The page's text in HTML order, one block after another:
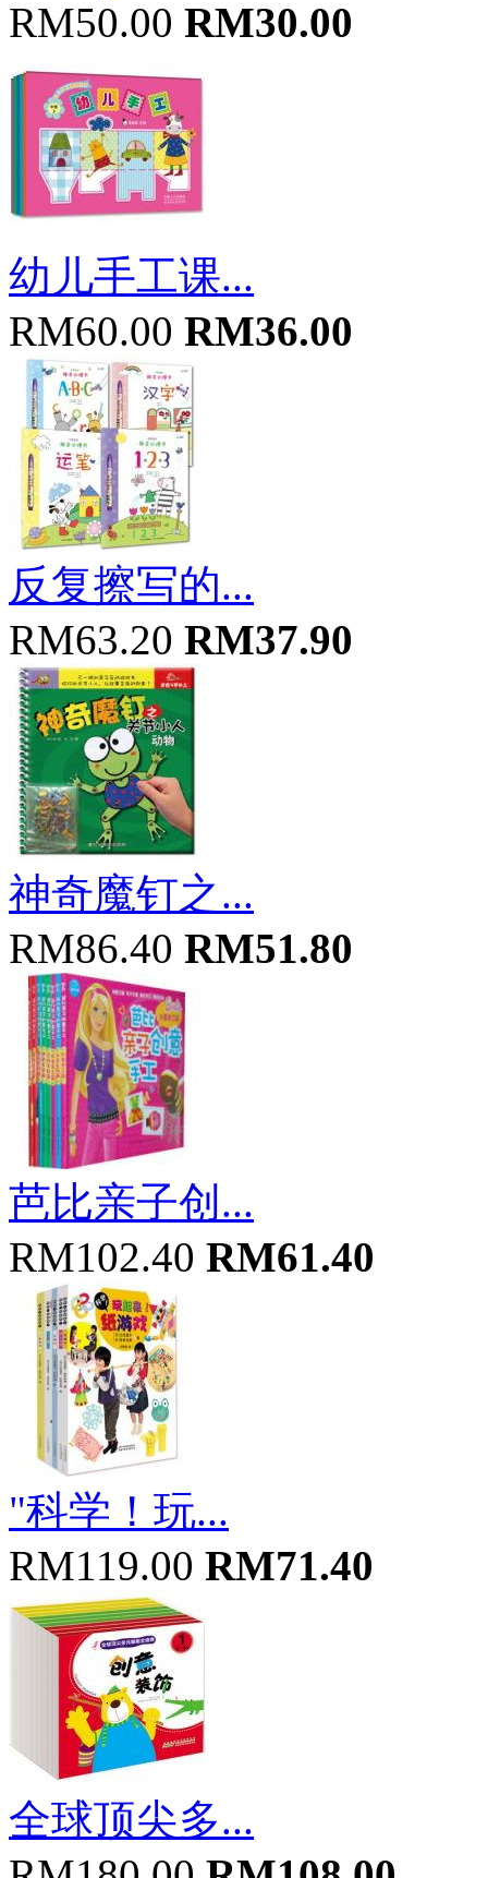
RM50.00 RM30.00
幼儿手工课...
RM60.00 RM36.00
反复擦写的...
RM63.20 RM37.90
神奇魔钉之...
RM86.40 RM51.80
芭比亲子创...
RM102.40 RM61.40
"科学！玩...
RM119.00 RM71.40
全球顶尖多...